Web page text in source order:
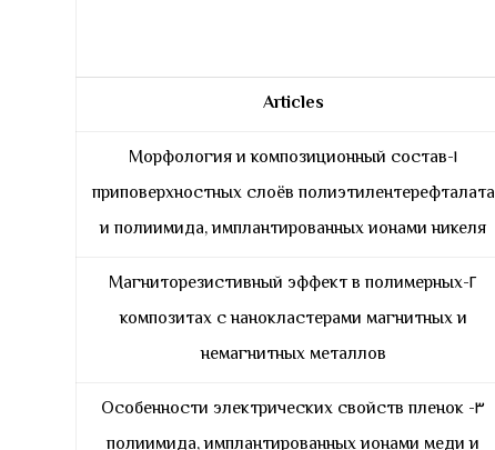
Articles
١-Морфология и композиционный состав
приповерхностных слоёв полиэтилентерефталата
и полиимида, имплантированных ионами никеля
٢-Магниторезистивный эффект в полимерных
композитах с нанокластерами магнитных и
немагнитных металлов
٣- Особенности электрических свойств пленок